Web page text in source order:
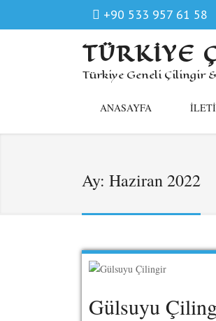
+90 533 957 61 58
TÜRKIYE
Türkiye Geneli Çilingir
ANASAYFA
Ay: Haziran 2022
Gülsuyu